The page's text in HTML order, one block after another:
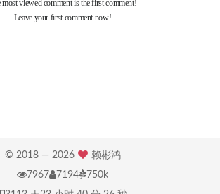
© 2018 — 2026
赖彬鸿
7967
7194
750k